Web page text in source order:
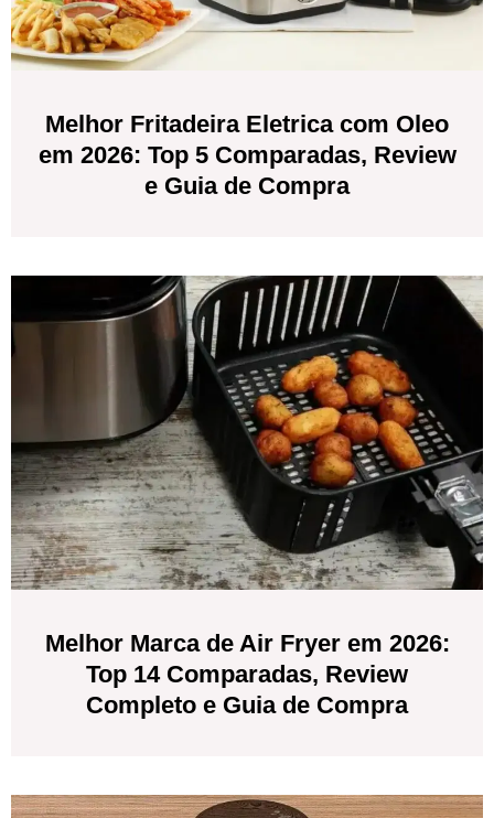
Melhor Fritadeira Eletrica com Oleo
em 2026: Top 5 Comparadas, Review
e Guia de Compra
Melhor Marca de Air Fryer em 2026:
Top 14 Comparadas, Review
Completo e Guia de Compra